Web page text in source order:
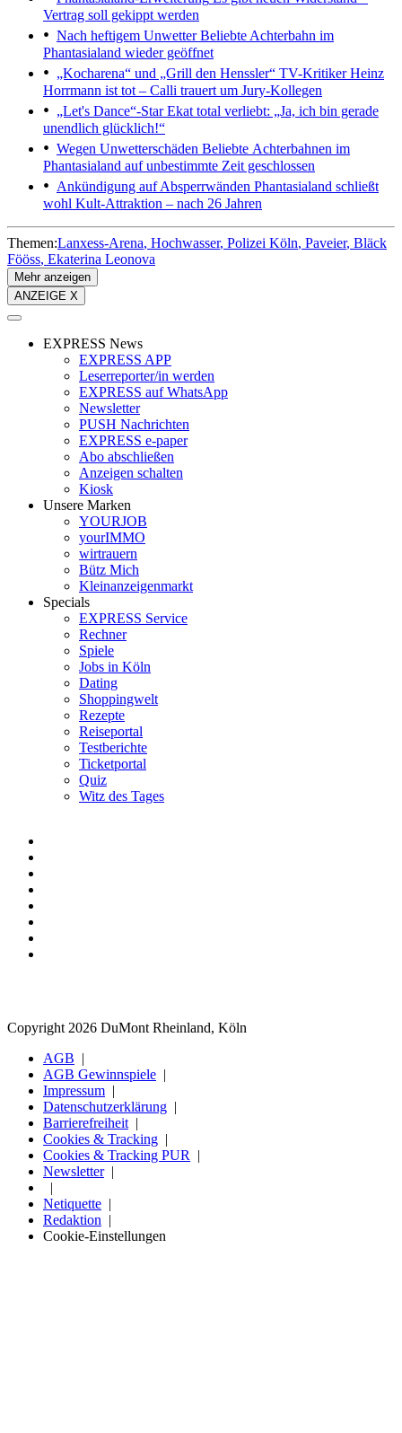
Vertrag soll gekippt werden
Nach heftigem UnwetterBeliebte Achterbahn im
Phantasialand wieder geöffnet
„Kocharena“ und „Grill den Henssler“ TV-Kritiker Heinz
Horrmann ist tot – Calli trauert um Jury-Kollegen
„Let's Dance“-StarEkat total verliebt: „Ja, ich bin gerade
unendlich glücklich!“
Wegen Unwetterschäden Beliebte Achterbahnen im
Phantasialand auf unbestimmte Zeit geschlossen
Ankündigung auf Absperrwänden Phantasialand schließt
wohl Kult-Attraktion – nach 26 Jahren
Themen:Lanxess-Arena Hochwasser Polizei Köln Paveier Bläck
Fööss Ekaterina Leonova
Mehr anzeigen
ANZEIGE X
EXPRESS News
EXPRESS APP
Leserreporter/in werden
EXPRESS auf WhatsApp
Newsletter
PUSH Nachrichten
EXPRESS e-paper
Abo abschließen
Anzeigen schalten
Kiosk
Unsere Marken
YOURJOB
yourIMMO
wirtrauern
Bütz Mich
Kleinanzeigenmarkt
Specials
EXPRESS Service
Rechner
Spiele
Jobs in Köln
Dating
Shoppingwelt
Rezepte
Reiseportal
Testberichte
Ticketportal
Quiz
Witz des Tages
Copyright 2026 DuMont Rheinland, Köln
AGB
AGB Gewinnspiele
Impressum
Datenschutzerklärung
Barrierefreiheit
Cookies & Tracking
Cookies & Tracking PUR
Newsletter
Netiquette
Redaktion
Cookie-Einstellungen